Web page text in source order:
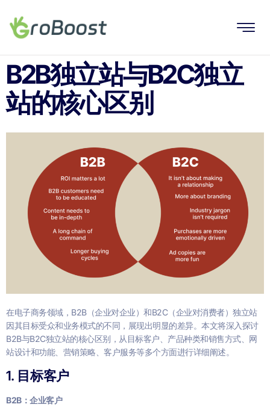
B2B独立站与B2C独立
站的核心区别
在电子商务领域，B2B（企业对企业）和B2C（企业对消费者）独立站
因其目标受众和业务模式的不同，展现出明显的差异。本文将深入探讨
B2B与B2C独立站的核心区别，从目标客户、产品种类和销售方式、网
站设计和功能、营销策略、客户服务等多个方面进行详细阐述。
1. 目标客户
B2B：企业客户